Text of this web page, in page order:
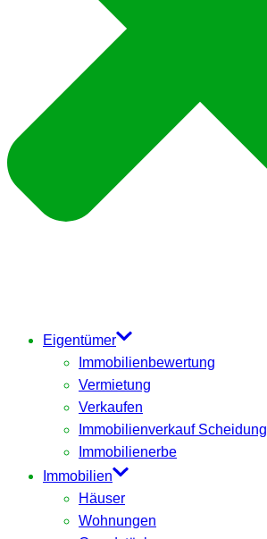
Eigentümer
Immobilienbewertung
Vermietung
Verkaufen
Immobilienverkauf Scheidung
Immobilienerbe
Immobilien
Häuser
Wohnungen